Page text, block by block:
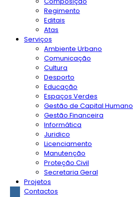
Regimento
Editais
Atas
Serviços
Ambiente Urbano
Comunicação
Cultura
Desporto
Educação
Espaços Verdes
Gestão de Capital Humano
Gestão Financeira
Informática
Juridico
Licenciamento
Manutenção
Proteção Civil
Secretaria Geral
Projetos
Contactos